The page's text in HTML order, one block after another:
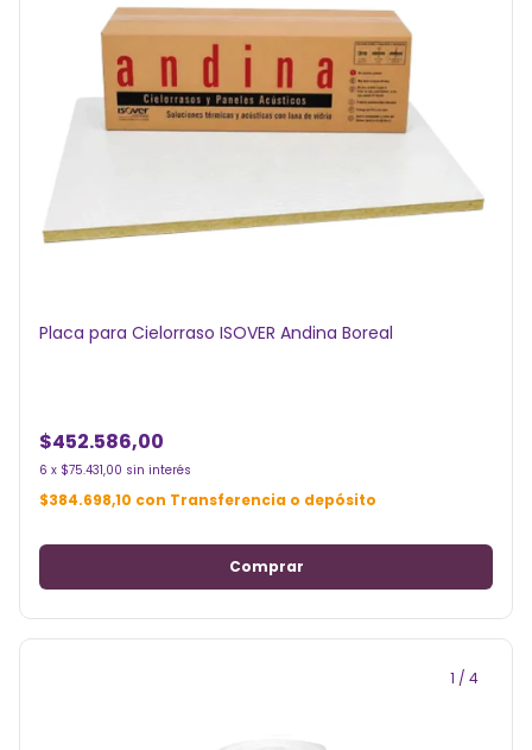
Placa para Cielorraso ISOVER Andina Boreal
$452.586,00
6 x $75.431,00 sin interés
$384.698,10 con Transferencia o depósito
1 / 4